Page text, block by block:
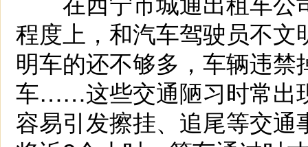
程度上，和汽车驾驶员不文
明车的还不够多，车辆违
车……这些交通陋习时常出
容易引发擦挂、追尾等交通